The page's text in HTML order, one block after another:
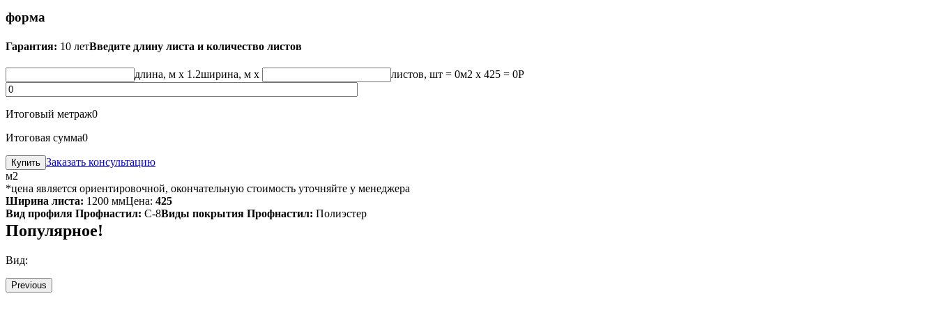
форма
Гарантия: 10 летВведите длину листа и количество листов
длина, м x 1.2ширина, м x листов, шт = 0м2 x 425 = 0Р
Итоговый метраж0
Итоговая сумма0
Заказать консультацию
м2
*цена является ориентировочной, окончательную стоимость уточняйте у менеджера
Ширина листа: 1200 ммЦена: 425
Вид профиля Профнастил: С-8Виды покрытия Профнастил: Полиэстер
Популярное!
Вид:
Previous